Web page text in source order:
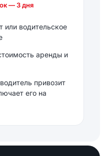
— 3 дня
или водительское
аренды и
привозит
его на